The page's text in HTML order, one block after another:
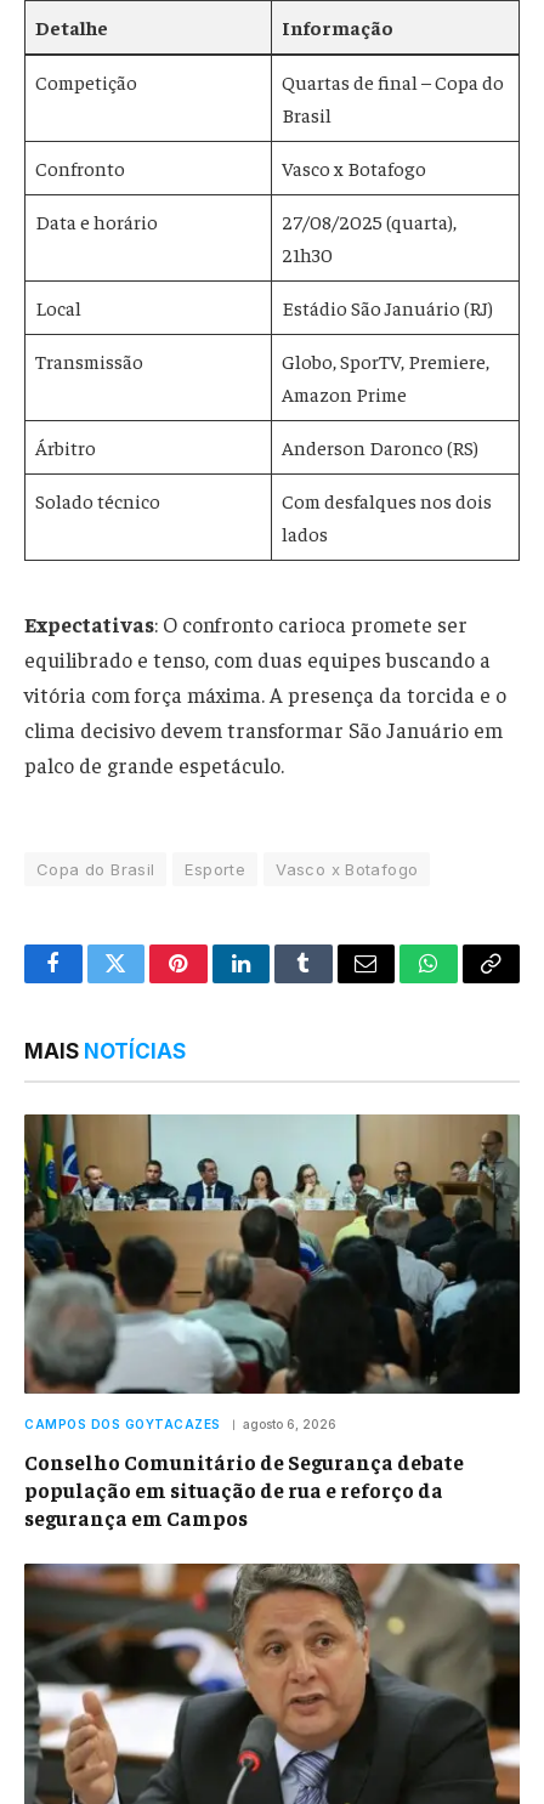
Detalhe Informação
Competição
Quartas de final – Copa do
Brasil
Confronto Vasco x Botafogo
Data e horário
27/08/2025 (quarta),
21h30
Local Estádio São Januário (RJ)
Transmissão
Globo, SporTV, Premiere,
Amazon Prime
Árbitro Anderson Daronco (RS)
Solado técnico
Com desfalques nos dois
lados
Expectativas: O confronto carioca promete ser
equilibrado e tenso, com duas equipes buscando a
vitória com força máxima. A presença da torcida e o
clima decisivo devem transformar São Januário em
palco de grande espetáculo.
Copa do Brasil Esporte Vasco x Botafogo
FacebookTwitterPinterestLinkedInTumblrEmail WhatsApp
Copy
MAIS NOTÍCIAS
CAMPOS DOS GOYTACAZES agosto 6, 2026
Conselho Comunitário de Segurança debate
população em situação de rua e reforço da
segurança em Campos